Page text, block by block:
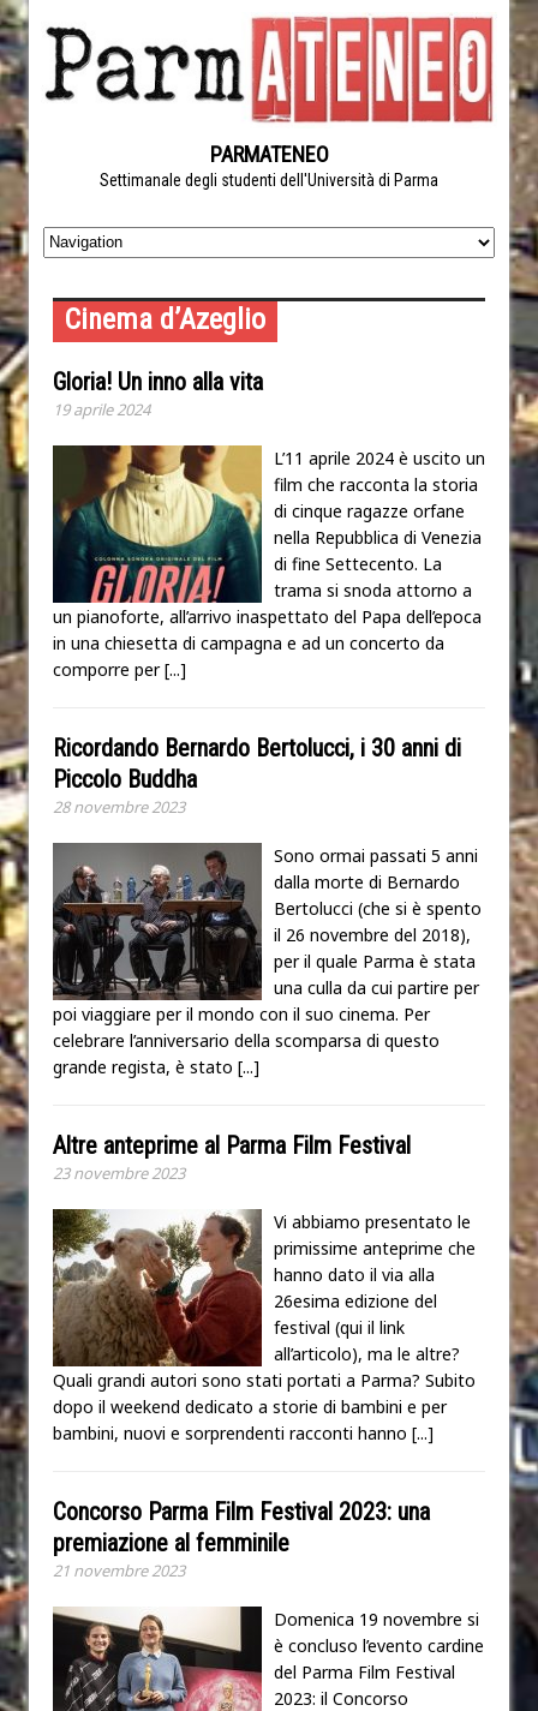
PARMATENEO
Settimanale degli studenti dell'Università di Parma
Cinema d’Azeglio
Gloria! Un inno alla vita
19 aprile 2024
L’11 aprile 2024 è uscito un
film che racconta la storia
di cinque ragazze orfane
nella Repubblica di Venezia
di fine Settecento. La
trama si snoda attorno a
un pianoforte, all’arrivo inaspettato del Papa dell’epoca
in una chiesetta di campagna e ad un concerto da
comporre per[...]
Ricordando Bernardo Bertolucci, i 30 anni di
Piccolo Buddha
28 novembre 2023
Sono ormai passati 5 anni
dalla morte di Bernardo
Bertolucci (che si è spento
il 26 novembre del 2018),
per il quale Parma è stata
una culla da cui partire per
poi viaggiare per il mondo con il suo cinema. Per
celebrare l’anniversario della scomparsa di questo
grande regista, è stato [...]
Altre anteprime al Parma Film Festival
23 novembre 2023
Vi abbiamo presentato le
primissime anteprime che
hanno dato il via alla
26esima edizione del
festival (qui il link
all’articolo), ma le altre?
Quali grandi autori sono stati portati a Parma? Subito
dopo il weekend dedicato a storie di bambini e per
bambini, nuovi e sorprendenti racconti hanno [...]
Concorso Parma Film Festival 2023: una
premiazione al femminile
21 novembre 2023
Domenica 19 novembre si
è concluso l’evento cardine
del Parma Film Festival
2023: il Concorso